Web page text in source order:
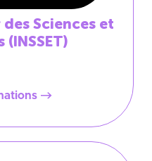
Sciences et